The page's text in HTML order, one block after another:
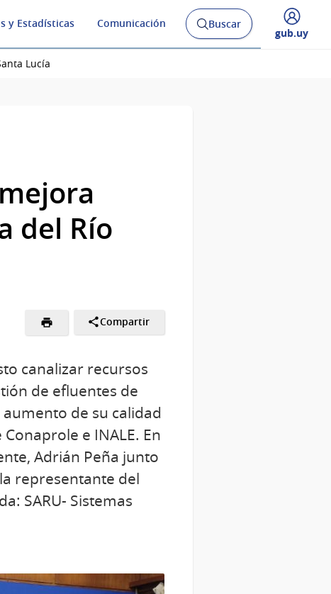
y Estadísticas Comunicación
Abrir
buscador
Buscar
Desplegar
gub.uy
Lucía
del Río
Compartir
canalizar recursos
de efluentes de
de su calidad
e INALE. En
Adrián Peña junto
representante del
SARU- Sistemas